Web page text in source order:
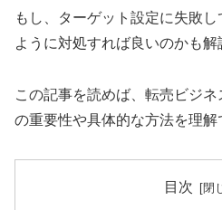
もし、ターゲット設定に失敗
ように対処すれば良いのかも解
この記事を読めば、転売ビジ
の重要性や具体的な方法を理解
目次